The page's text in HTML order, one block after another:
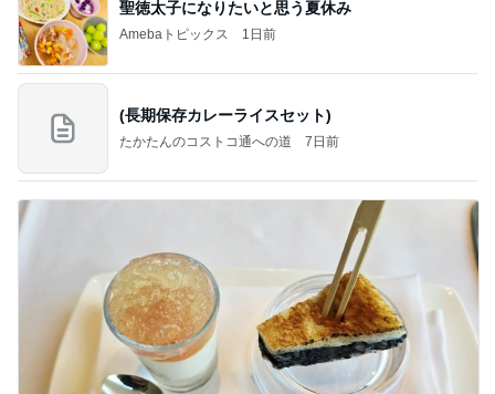
聖徳太子になりたいと思う夏休み
Amebaトピックス 1日前
(長期保存カレーライスセット)
たかたんのコストコ通への道 7日前